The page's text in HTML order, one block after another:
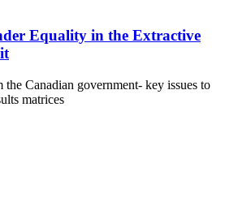
Equality in the Extractive
Canadian government- key issues to
matrices